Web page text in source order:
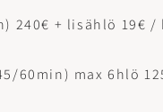
240€ + lisählö 19€ /
60min) max 6hlö